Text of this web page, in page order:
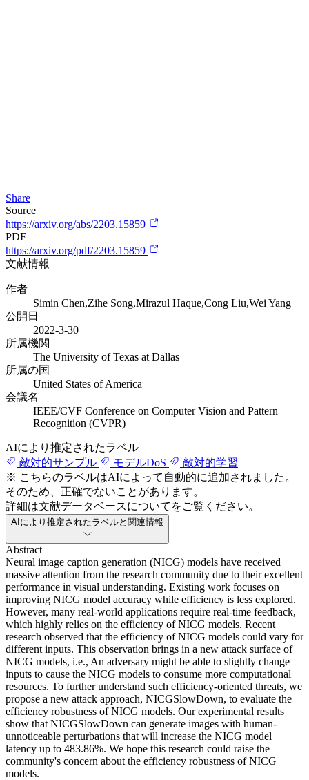
Share
Source
https://arxiv.org/abs/2203.15859
PDF
https://arxiv.org/pdf/2203.15859
文献情報
作者
Simin Chen,Zihe Song,Mirazul Haque,Cong Liu,Wei Yang
公開日
2022-3-30
所属機関
The University of Texas at Dallas
所属の国
United States of America
会議名
IEEE/CVF Conference on Computer Vision and Pattern
Recognition (CVPR)
AIにより推定されたラベル
敵対的サンプル
モデルDoS
敵対的学習
※ こちらのラベルはAIによって自動的に追加されました。
そのため、正確でないことがあります。
詳細は文献データベースについて をご覧ください。
AIにより推定されたラベルと関連情報
Abstract
Neural image caption generation (NICG) models have received
massive attention from the research community due to their excellent
performance in visual understanding. Existing work focuses on
improving NICG model accuracy while efficiency is less explored.
However, many real-world applications require real-time feedback,
which highly relies on the efficiency of NICG models. Recent
research observed that the efficiency of NICG models could vary for
different inputs. This observation brings in a new attack surface of
NICG models, i.e., An adversary might be able to slightly change
inputs to cause the NICG models to consume more computational
resources. To further understand such efficiency-oriented threats, we
propose a new attack approach, NICGSlowDown, to evaluate the
efficiency robustness of NICG models. Our experimental results
show that NICGSlowDown can generate images with human-
unnoticeable perturbations that will increase the NICG model
latency up to 483.86%. We hope this research could raise the
community's concern about the efficiency robustness of NICG
models.